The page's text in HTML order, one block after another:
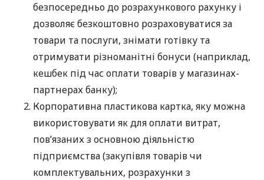
безпосередньо до розрахункового рахунку і
дозволяє безкоштовно розраховуватися за
товари та послуги, знімати готівку та
отримувати різноманітні бонуси (наприклад,
кешбек під час оплати товарів у магазинах-
партнерах банку);
Корпоративна пластикова картка, яку можна
використовувати як для оплати витрат,
пов’язаних з основною діяльністю
підприємства (закупівля товарів чи
комплектувальних, розрахунки з